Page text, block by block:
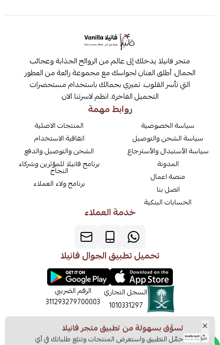
متجر فانيلا يدخلك إلى عالم من الروائح الجذابة وعجائب
الجمال. أطلق العنان لحواسك مع مجموعة رائعة من العطور
التي تأسر القلوب. تميزي بجمالك باستخدام مستحضرات
التجميل الفاخرة. انظم لاسرتنا الان
روابط مهمة
سياسة الخصوصية
سياسة الشحن والتوصيل
سياسة الأستبدال والأسترجاع
المدونة
منصة اعمال
اتصل بنا
الحسابات البنكية
المنتجات الاصلية
اتفاقية الاستخدام
الشحن والتوصيل والدفع
برنامج فانيلا للمؤثرين وشركاء
النجاح
برنامج ولاء العملاء
خدمة العملاء
تحميل تطبيق الجوال فانيلا
السجل التجاري
1010331297
الرقم الضريبي
311293279700003
تسوَّق بسهولة من تطبيق متجر فانيلا
حمِّل التطبيق واستعرض المنتجات وتتبّع طلباتك في أي